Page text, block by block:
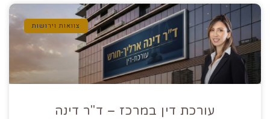
צוואות וירושות
עורכת דין במרכז – ד"ר דינה